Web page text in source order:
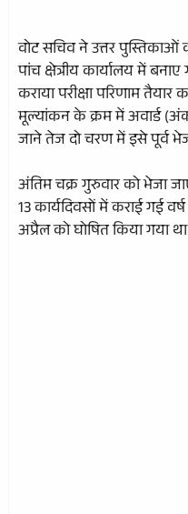
वोट सचिव ने उत्तर
पांच क्षेत्रीय कार्यालय में
कराया परीक्षा परिणाम
मूल्यांकन के क्रम में अवार्ड
जाने तेज दो चरण में इसे पूर्व
अंतिम चक्र गुरुवार को भेजा
13 कार्यदिवसों में कराई गई
अप्रैल को घोषित किया गया